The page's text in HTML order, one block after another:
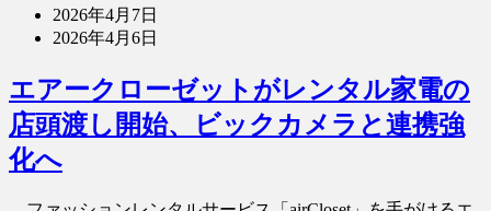
2026年4月7日
2026年4月6日
エアークローゼットがレンタル家電の
店頭渡し開始、ビックカメラと連携強
化へ